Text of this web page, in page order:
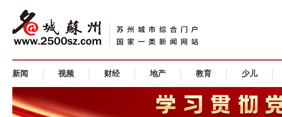
新闻 视频 财经 地产 教育 少儿